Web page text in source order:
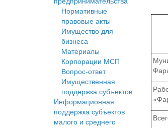
Нормативные
правовые акты
Имущество для
бизнеса
Материалы
Корпорации МСП
Вопрос-ответ
Имущественная
поддержка субъектов
Информационная
поддержка субъектов
малого и среднего